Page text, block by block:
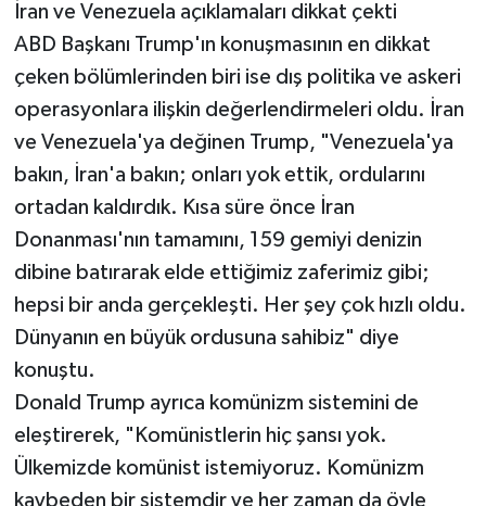
İran ve Venezuela açıklamaları dikkat çekti
ABD Başkanı Trump'ın konuşmasının en dikkat
çeken bölümlerinden biri ise dış politika ve askeri
operasyonlara ilişkin değerlendirmeleri oldu. İran
ve Venezuela'ya değinen Trump, "Venezuela'ya
bakın, İran'a bakın; onları yok ettik, ordularını
ortadan kaldırdık. Kısa süre önce İran
Donanması'nın tamamını, 159 gemiyi denizin
dibine batırarak elde ettiğimiz zaferimiz gibi;
hepsi bir anda gerçekleşti. Her şey çok hızlı oldu.
Dünyanın en büyük ordusuna sahibiz" diye
konuştu.
Donald Trump ayrıca komünizm sistemini de
eleştirerek, "Komünistlerin hiç şansı yok.
Ülkemizde komünist istemiyoruz. Komünizm
kaybeden bir sistemdir ve her zaman da öyle